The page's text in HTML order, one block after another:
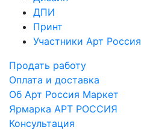
ДПИ
Принт
Участники Арт Россия
Продать работу
Оплата и доставка
Об Арт Россия Маркет
Ярмарка АРТ РОССИЯ
Консультация